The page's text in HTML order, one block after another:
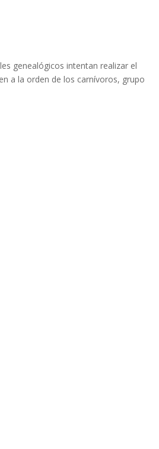
genealógicos intentan realizar el
a la orden de los carnívoros, grupo